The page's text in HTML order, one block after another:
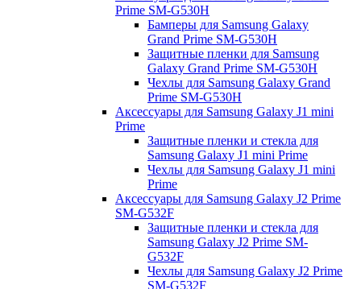
Prime SM-G530H
Бамперы для Samsung Galaxy
Grand Prime SM-G530H
Защитные пленки для Samsung
Galaxy Grand Prime SM-G530H
Чехлы для Samsung Galaxy Grand
Prime SM-G530H
Аксессуары для Samsung Galaxy J1 mini
Prime
Защитные пленки и стекла для
Samsung Galaxy J1 mini Prime
Чехлы для Samsung Galaxy J1 mini
Prime
Аксессуары для Samsung Galaxy J2 Prime
SM-G532F
Защитные пленки и стекла для
Samsung Galaxy J2 Prime SM-
G532F
Чехлы для Samsung Galaxy J2 Prime
SM-G532F